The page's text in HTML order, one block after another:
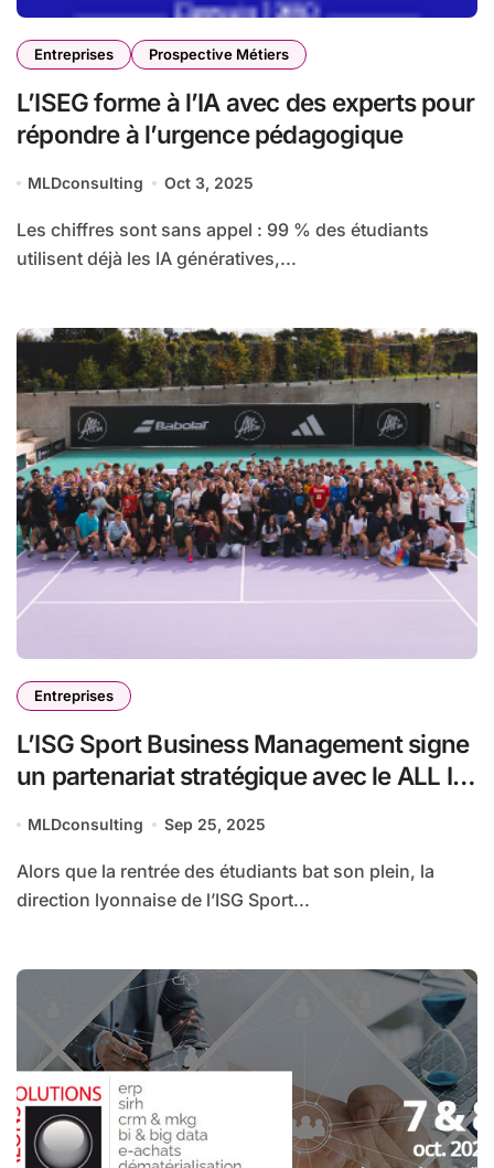
Entreprises Prospective Métiers
L’ISEG forme à l’IA avec des experts pour
répondre à l’urgence pédagogique
MLDconsulting Oct 3, 2025
Les chiffres sont sans appel : 99 % des étudiants
utilisent déjà les IA génératives,...
Entreprises
L’ISG Sport Business Management signe
un partenariat stratégique avec le ALL IN
MLDconsulting Sep 25, 2025
Alors que la rentrée des étudiants bat son plein, la
direction lyonnaise de l’ISG Sport...